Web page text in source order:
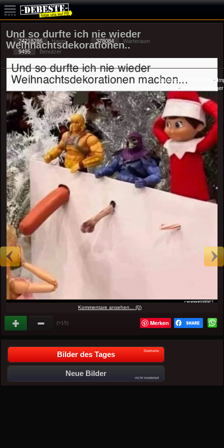
Und so durfte ich nie wieder
Weihnachtsdekorationen..
Kommentare ansehen... (0)
(+15) Merken
Bilder des Tages Startseite
Neue Bilder
nicht moderiert
24218286 Haupt 378084
Warteraum
9495
Benutzer
Datenschutzerklärung -
-
Privacy Manager